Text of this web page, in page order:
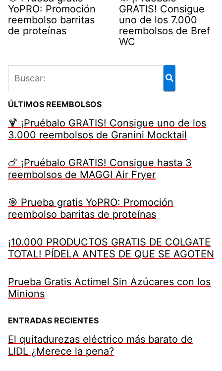
YoPRO: Promoción
reembolso barritas
de proteínas
GRATIS! Consigue
uno de los 7.000
reembolsos de Bref
WC
ÚLTIMOS REEMBOLSOS
🍹 ¡Pruébalo GRATIS! Consigue uno de los
3.000 reembolsos de Granini Mocktail
🍗 ¡Pruébalo GRATIS! Consigue hasta 3
reembolsos de MAGGI Air Fryer
🎯 Prueba gratis YoPRO: Promoción
reembolso barritas de proteínas
¡10.000 PRODUCTOS GRATIS DE COLGATE
TOTAL! PÍDELA ANTES DE QUE SE AGOTEN
Prueba Gratis Actimel Sin Azúcares con los
Minions
ENTRADAS RECIENTES
El quitadurezas eléctrico más barato de
LIDL ¿Merece la pena?